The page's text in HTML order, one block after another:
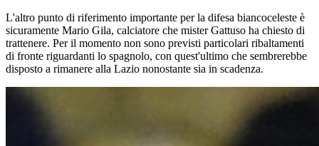
L'altro punto di riferimento importante per la difesa biancoceleste è
sicuramente Mario Gila, calciatore che mister Gattuso ha chiesto di
trattenere. Per il momento non sono previsti particolari ribaltamenti
di fronte riguardanti lo spagnolo, con quest'ultimo che sembrerebbe
disposto a rimanere alla Lazio nonostante sia in scadenza.